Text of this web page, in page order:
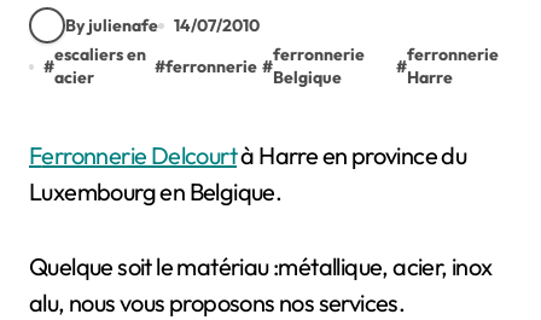
By julienafe
14/07/2010
#
escaliers en
acier
#ferronnerie #
ferronnerie
Belgique
#
ferronnerie
Harre
Ferronnerie Delcourtà Harre en province du
Luxembourg en Belgique.
Quelque soit le matériau :métallique, acier, inox
alu, nous vous proposons nos services.